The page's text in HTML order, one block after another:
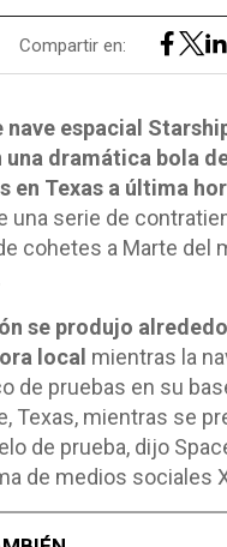
Compartir en:
nave espacial
una dramática bola
en Texas a última
una serie de
cohetes a Marte del
se produjo
local mientras la
de pruebas en su
Texas, mientras se
de prueba, dijo
de medios sociales